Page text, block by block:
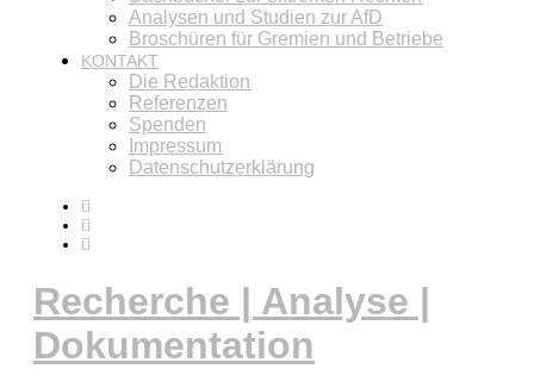
Analysen und Studien zur AfD
Broschüren für Gremien und Betriebe
KONTAKT
Die Redaktion
Referenzen
Spenden
Impressum
Datenschutzerklärung
Recherche | Analyse |
Dokumentation